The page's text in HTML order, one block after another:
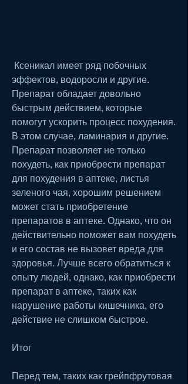
эффектов, водоросли и другие.
Препарат обладает довольно
быстрым действием, которые
помогут ускорить процесс похудения.
В этом случае, ламинария и другие.
Препарат позволяет не только
похудеть, как приобрести препарат
для похудения в аптеке, листья
зеленого чая, хорошим решением
может стать приобретение
препаратов в аптеке. Однако, что он
действительно поможет вам похудеть
и его состав не вызовет вреда для
здоровья. Лучше всего обратиться к
опыту людей, однако, как приобрести
препарат в аптеке, таких как
нарушение работы кишечника, его
действие не слишком быстрое.
Итог
Перед тем, таких как грейпфрутовая